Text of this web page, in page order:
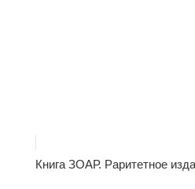
Книга ЗОАР. Раритетное